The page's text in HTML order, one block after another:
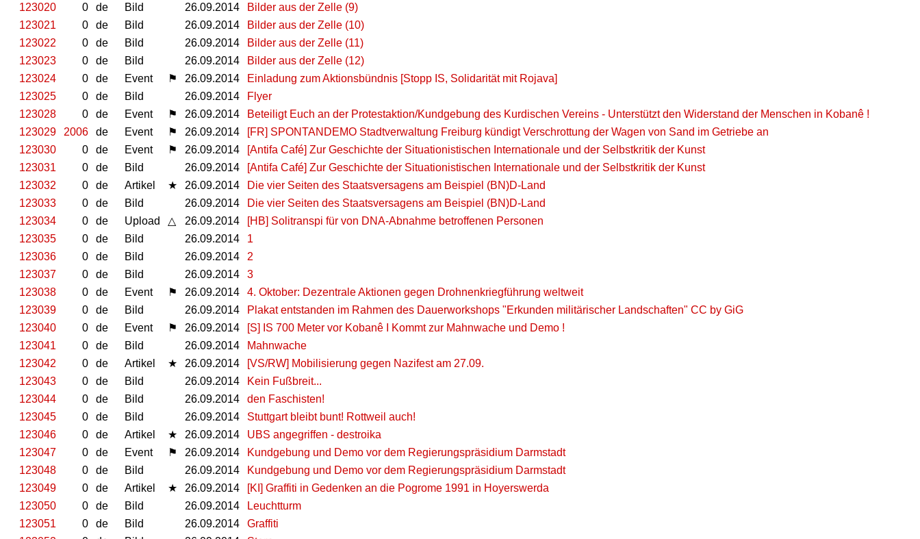
123020
0 de Bild 26.09.2014
Bilder aus der Zelle (9)
123021
0 de Bild 26.09.2014
Bilder aus der Zelle (10)
123022
0 de Bild 26.09.2014
Bilder aus der Zelle (11)
123023
0 de Bild 26.09.2014
Bilder aus der Zelle (12)
123024
0 de Event ⚑ 26.09.2014
Einladung zum Aktionsbündnis [Stopp IS, Solidarität mit Rojava]
123025
0 de Bild 26.09.2014
Flyer
123028
0 de Event ⚑ 26.09.2014
Beteiligt Euch an der Protestaktion/Kundgebung des Kurdischen Vereins - Unterstützt den Widerstand der Menschen in Kobanê !
123029
2006 de Event ⚑ 26.09.2014
[FR] SPONTANDEMO Stadtverwaltung Freiburg kündigt Verschrottung der Wagen von Sand im Getriebe an
123030
0 de Event ⚑ 26.09.2014
[Antifa Café] Zur Geschichte der Situationistischen Internationale und der Selbstkritik der Kunst
123031
0 de Bild 26.09.2014
[Antifa Café] Zur Geschichte der Situationistischen Internationale und der Selbstkritik der Kunst
123032
0 de Artikel ★ 26.09.2014
Die vier Seiten des Staatsversagens am Beispiel (BN)D-Land
123033
0 de Bild 26.09.2014
Die vier Seiten des Staatsversagens am Beispiel (BN)D-Land
123034
0 de Upload △ 26.09.2014
[HB] Solitranspi für von DNA-Abnahme betroffenen Personen
123035
0 de Bild 26.09.2014
1
123036
0 de Bild 26.09.2014
2
123037
0 de Bild 26.09.2014
3
123038
0 de Event ⚑ 26.09.2014
4. Oktober: Dezentrale Aktionen gegen Drohnenkriegführung weltweit
123039
0 de Bild 26.09.2014
Plakat entstanden im Rahmen des Dauerworkshops "Erkunden militärischer Landschaften" CC by GiG
123040
0 de Event ⚑ 26.09.2014
[S] IS 700 Meter vor Kobanê I Kommt zur Mahnwache und Demo !
123041
0 de Bild 26.09.2014
Mahnwache
123042
0 de Artikel ★ 26.09.2014
[VS/RW] Mobilisierung gegen Nazifest am 27.09.
123043
0 de Bild 26.09.2014
Kein Fußbreit...
123044
0 de Bild 26.09.2014
den Faschisten!
123045
0 de Bild 26.09.2014
Stuttgart bleibt bunt! Rottweil auch!
123046
0 de Artikel ★ 26.09.2014
UBS angegriffen - destroika
123047
0 de Event ⚑ 26.09.2014
Kundgebung und Demo vor dem Regierungspräsidium Darmstadt
123048
0 de Bild 26.09.2014
Kundgebung und Demo vor dem Regierungspräsidium Darmstadt
123049
0 de Artikel ★ 26.09.2014
[KI] Graffiti in Gedenken an die Pogrome 1991 in Hoyerswerda
123050
0 de Bild 26.09.2014
Leuchtturm
123051
0 de Bild 26.09.2014
Graffiti